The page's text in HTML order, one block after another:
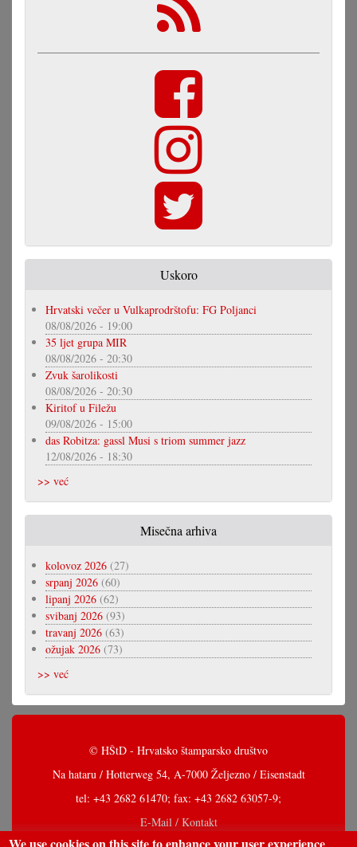
Uskoro
Hrvatski večer u Vulkaprodrštofu: FG Poljanci
08/08/2026 - 19:00
35 ljet grupa MIR
08/08/2026 - 20:30
Zvuk šarolikosti
08/08/2026 - 20:30
Kiritof u Filežu
09/08/2026 - 15:00
das Robitza: gassl Musi s triom summer jazz
12/08/2026 - 18:30
>> već
Misečna arhiva
kolovoz 2026 (27)
srpanj 2026 (60)
lipanj 2026 (62)
svibanj 2026 (93)
travanj 2026 (63)
ožujak 2026 (73)
>> već
© HŠtD - Hrvatsko štamparsko društvo
Na hataru / Hotterweg 54, A-7000 Željezno / Eisenstadt
tel: +43 2682 61470; fax: +43 2682 63057-9;
E-Mail / Kontakt